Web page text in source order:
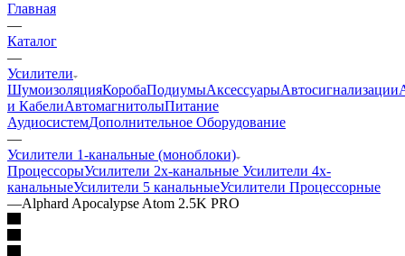
Главная
—
Каталог
—
Усилители
ШумоизоляцияКоробаПодиумыАксессуарыАвтосигнализации
и КабелиАвтомагнитолыПитание
АудиосистемДополнительное Оборудование
—
Усилители 1-канальные (моноблоки)
ПроцессорыУсилители 2х-канальные Усилители 4х-
канальныеУсилители 5 канальныеУсилители Процессорные
—Alphard Apocalypse Atom 2.5K PRO